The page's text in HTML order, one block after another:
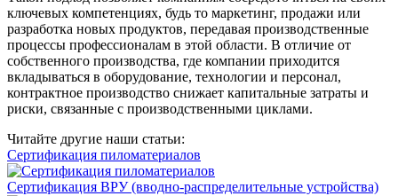
ключевых компетенциях, будь то маркетинг, продажи или
разработка новых продуктов, передавая производственные
процессы профессионалам в этой области. В отличие от
собственного производства, где компании приходится
вкладываться в оборудование, технологии и персонал,
контрактное производство снижает капитальные затраты и
риски, связанные с производственными циклами.
Читайте другие наши статьи:
Сертификация пиломатериалов
Сертификация ВРУ (вводно-распределительные устройства)